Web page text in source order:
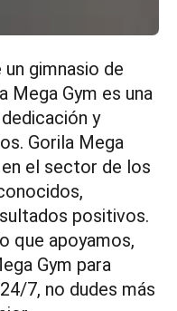
gimnasio de
Mega Gym es una
y
Gorila Mega
el sector de los
positivos.
que apoyamos,
Gym para
7, no dudes más